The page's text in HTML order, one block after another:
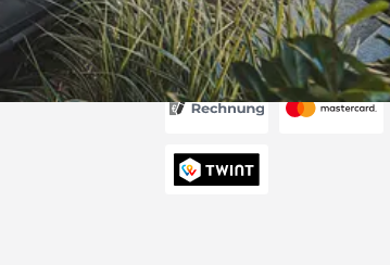
Akzeptierte